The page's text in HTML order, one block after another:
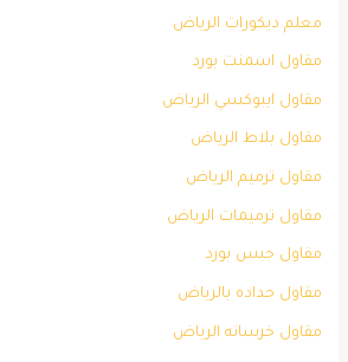
معلم ديكورات الرياض
مقاول اسمنت بورد
مقاول ايبوكسي الرياض
مقاول بلاط الرياض
مقاول ترميم الرياض
مقاول ترميمات الرياض
مقاول جبس بورد
مقاول حداده بالرياض
مقاول خرسانه الرياض